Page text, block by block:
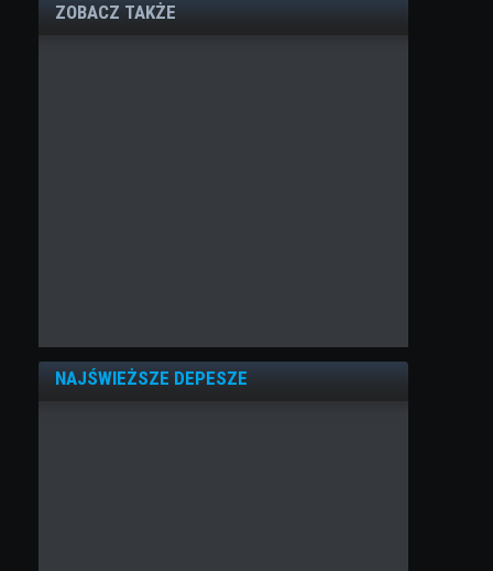
ZOBACZ TAKŻE
NAJŚWIEŻSZE DEPESZE